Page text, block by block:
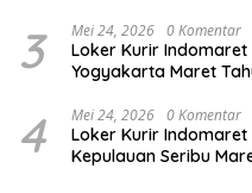
3 Mei 24, 2026 0 Komentar
Loker Kurir Indomaret
Yogyakarta Maret
4 Mei 24, 2026 0 Komentar
Loker Kurir
Kepulauan Seribu